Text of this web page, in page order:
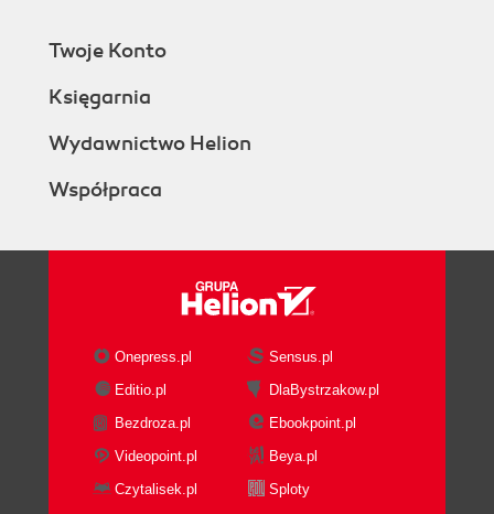
Twoje Konto
Księgarnia
Wydawnictwo Helion
Współpraca
Onepress.pl
Sensus.pl
Editio.pl
DlaBystrzakow.pl
Bezdroza.pl
Ebookpoint.pl
Videopoint.pl
Beya.pl
Czytalisek.pl
Sploty